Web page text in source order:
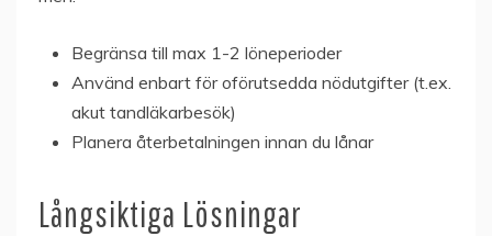
Begränsa till max 1-2 löneperioder
Använd enbart för oförutsedda nödutgifter (t.ex.
akut tandläkarbesök)
Planera återbetalningen innan du lånar
Långsiktiga Lösningar